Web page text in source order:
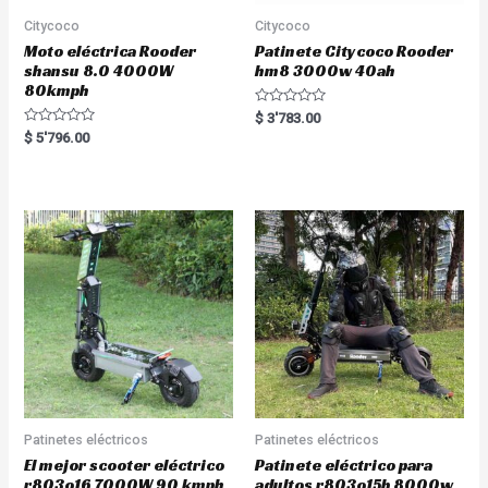
Citycoco
Moto eléctrica Rooder
shansu 8.0 4000W
80kmph
R
a
o
u
t
o
f
$ 5'796.00
Citycoco
Patinete Citycoco Rooder
hm8 3000w 40ah
R
a
t
o
f
5
$ 3'783.00
Patinetes eléctricos
El mejor scooter eléctrico
Patinetes eléctricos
Patinete eléctrico para